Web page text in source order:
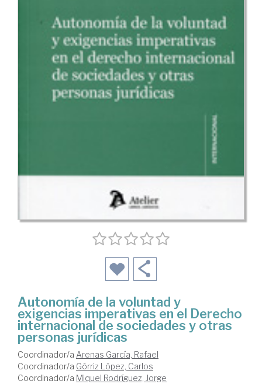
Autonomía de la voluntad y
exigencias imperativas en el Derecho
internacional de sociedades y otras
personas jurídicas
Coordinador/a Arenas García, Rafael
Coordinador/a Górriz López, Carlos
Coordinador/a Miquel Rodríguez, Jorge